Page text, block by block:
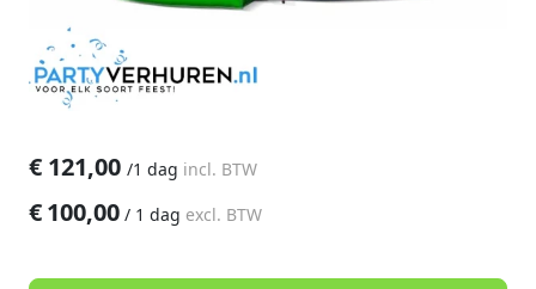
€ 121,00 /1 dag incl. BTW
€100,00 / 1 dag excl. BTW